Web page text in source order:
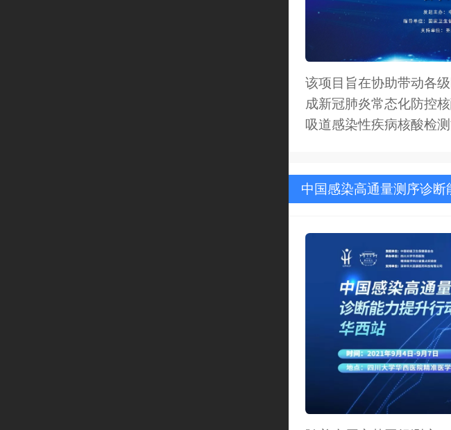
该项目旨在协助带动各
成新冠肺炎常态化防控
吸道感染性疾病核酸检
中国感染高通量测序诊断